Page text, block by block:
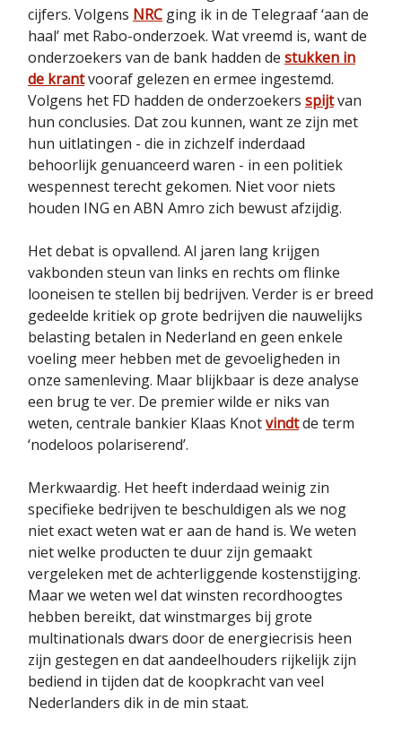
cijfers. Volgens NRC ging ik in de Telegraaf ‘aan de
haal’ met Rabo-onderzoek. Wat vreemd is, want de
onderzoekers van de bank hadden de stukken in
de krantvooraf gelezen en ermee ingestemd.
Volgens het FD hadden de onderzoekers spijtvan
hun conclusies. Dat zou kunnen, want ze zijn met
hun uitlatingen - die in zichzelf inderdaad
behoorlijk genuanceerd waren - in een politiek
wespennest terecht gekomen. Niet voor niets
houden ING en ABN Amro zich bewust afzijdig.
Het debat is opvallend. Al jaren lang krijgen
vakbonden steun van links en rechts om flinke
looneisen te stellen bij bedrijven. Verder is er breed
gedeelde kritiek op grote bedrijven die nauwelijks
belasting betalen in Nederland en geen enkele
voeling meer hebben met de gevoeligheden in
onze samenleving. Maar blijkbaar is deze analyse
een brug te ver. De premier wilde er niks van
weten, centrale bankier Klaas Knotvindtde term
‘nodeloos polariserend’.
Merkwaardig. Het heeft inderdaad weinig zin
specifieke bedrijven te beschuldigen als we nog
niet exact weten wat er aan de hand is. We weten
niet welke producten te duur zijn gemaakt
vergeleken met de achterliggende kostenstijging.
Maar we weten wel dat winsten recordhoogtes
hebben bereikt, dat winstmarges bij grote
multinationals dwars door de energiecrisis heen
zijn gestegen en dat aandeelhouders rijkelijk zijn
bediend in tijden dat de koopkracht van veel
Nederlanders dik in de min staat.